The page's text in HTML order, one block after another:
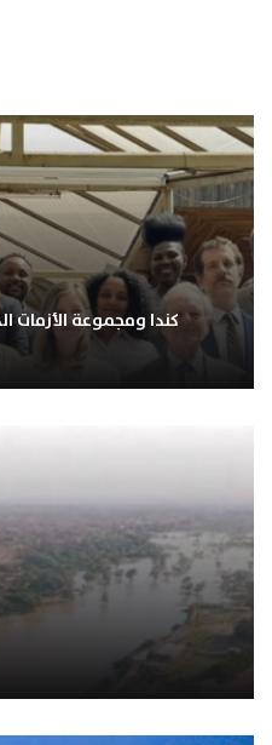
كندا ومجموعة الأزمات